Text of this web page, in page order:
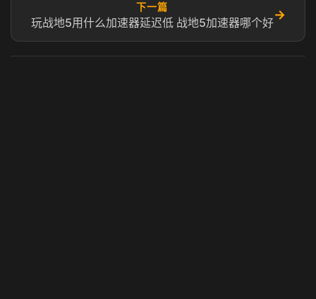
下一篇
玩战地5用什么加速器延迟低 战地5加速器哪个好
→